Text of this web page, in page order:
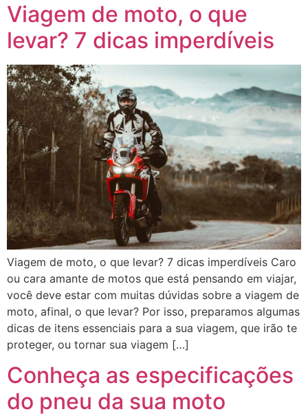
Viagem de moto, o que
levar? 7 dicas imperdíveis
Viagem de moto, o que levar? 7 dicas imperdíveis Caro
ou cara amante de motos que está pensando em viajar,
você deve estar com muitas dúvidas sobre a viagem de
moto, afinal, o que levar? Por isso, preparamos algumas
dicas de itens essenciais para a sua viagem, que irão te
proteger, ou tornar sua viagem […]
Conheça as especificações
do pneu da sua moto